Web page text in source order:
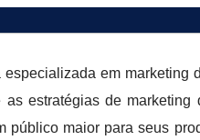
especializada em
as estratégias de
público maior para seus